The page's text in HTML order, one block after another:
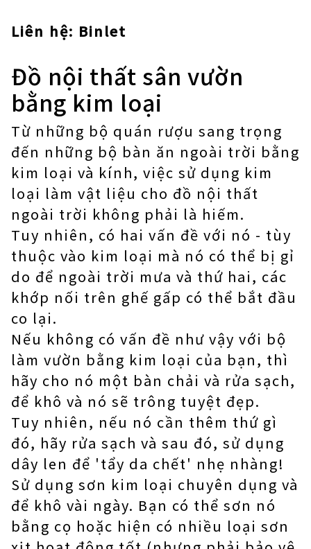
Liên hệ: Binlet
Đồ nội thất sân vườn
bằng kim loại
Từ những bộ quán rượu sang trọng
đến những bộ bàn ăn ngoài trời bằng
kim loại và kính, việc sử dụng kim
loại làm vật liệu cho đồ nội thất
ngoài trời không phải là hiếm.
Tuy nhiên, có hai vấn đề với nó - tùy
thuộc vào kim loại mà nó có thể bị gỉ
do để ngoài trời mưa và thứ hai, các
khớp nối trên ghế gấp có thể bắt đầu
co lại.
Nếu không có vấn đề như vậy với bộ
làm vườn bằng kim loại của bạn, thì
hãy cho nó một bàn chải và rửa sạch,
để khô và nó sẽ trông tuyệt đẹp.
Tuy nhiên, nếu nó cần thêm thứ gì
đó, hãy rửa sạch và sau đó, sử dụng
dây len để 'tẩy da chết' nhẹ nhàng!
Sử dụng sơn kim loại chuyên dụng và
để khô vài ngày. Bạn có thể sơn nó
bằng cọ hoặc hiện có nhiều loại sơn